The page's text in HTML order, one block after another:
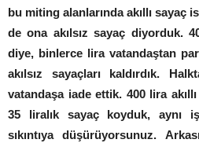
bu miting alanlarında akıllı
de ona akılsız sayaç diyorduk.
diye, binlerce lira vatandaştan
akılsız sayaçları kaldırdık.
vatandaşa iade ettik. 400 lira
35 liralık sayaç koyduk, aynı
sıkıntıya düşürüyorsunuz.